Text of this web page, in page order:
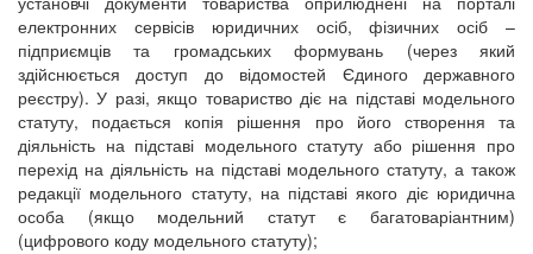
електронних сервісів юридичних осіб, фізичних осіб –
підприємців та громадських формувань (через який
здійснюється доступ до відомостей Єдиного державного
реєстру). У разі, якщо товариство діє на підставі модельного
статуту, подається копія рішення про його створення та
діяльність на підставі модельного статуту або рішення про
перехід на діяльність на підставі модельного статуту, а також
редакції модельного статуту, на підставі якого діє юридична
особа (якщо модельний статут є багатоваріантним)
(цифрового коду модельного статуту);